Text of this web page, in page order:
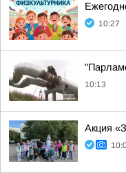
10:27
10:13
Акция